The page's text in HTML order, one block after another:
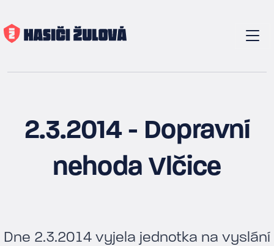
2.3.2014 - Dopravní
nehoda Vlčice
Dne 2.3.2014 vyjela jednotka na vyslání